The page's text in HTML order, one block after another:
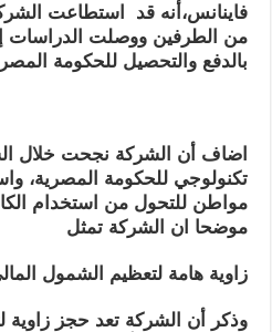
فاينانس،أنه قد استطاعت
من الطرفين ووصلت الدراسات
بالدفع والتحصيل للحكومة
اضاف أن الشركة نجحت خلال
مواطن للتحول من استخدام
موضحا ان الشركة تمثل
زاوية هامة لتعظيم الشمول
وذكر أن الشركة تعد حجز زاوية